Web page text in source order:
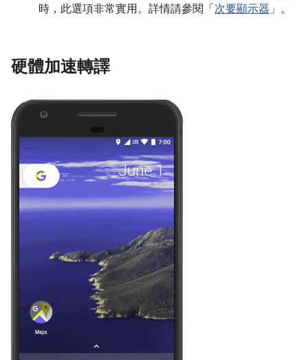
時，此選項非常實用。詳情請參閱「次要顯示器 」。
硬體加速轉譯